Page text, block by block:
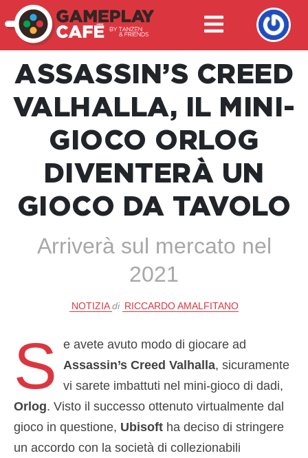
ASSASSIN’S CREED
VALHALLA, IL MINI-
GIOCO ORLOG
DIVENTERÀ UN
GIOCO DA TAVOLO
Arriverà sul mercato nel
2021
NOTIZIA di RICCARDO AMALFITANO
S
e avete avuto modo di giocare ad
Assassin’s Creed Valhalla, sicuramente
vi sarete imbattuti nel mini-gioco di dadi,
Orlog. Visto il successo ottenuto virtualmente dal
gioco in questione, Ubisoft ha deciso di stringere
un accordo con la società di collezionabili